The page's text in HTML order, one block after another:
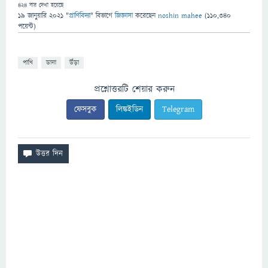
424 বার দেখা হয়েছে
19 জানুয়ারি 2021 "প্রাণিবিদ্যা" বিভাগে জিজ্ঞাসাকরেছেনnoshin mahee (110,340
পয়েন্ট)
পাখি ডানা উঁড়া
প্রশ্নোত্তরটি শেয়ার করুন
ফেসবুক লিঙ্কইডিন Telegram